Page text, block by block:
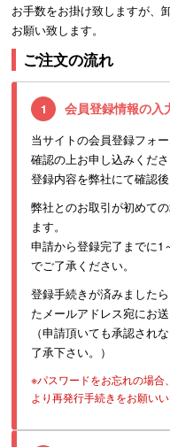
お手数をお掛け致しますが、
お願い致します。
ご注文の流れ
1 会員登録情報の入
当サイトの会員登録フォ
確認の上お申し込みくださ
登録内容を弊社にて確認
弊社とのお取引が初めて
ます。
申請から登録完了までに1
でご了承ください。
登録手続きが済みました
たメールアドレス宛にお送
（申請頂いても承認され
了承下さい。）
※パスワードをお忘れの場合
より再発行手続きをお願いい